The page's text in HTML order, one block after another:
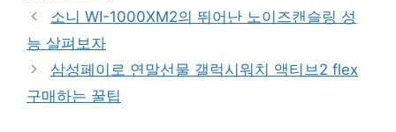
소니 WI-1000XM2의 뛰어난 노이즈캔슬링 성
능 살펴보자
삼성페이로 연말선물 갤럭시워치 액티브2 flex
구매하는 꿀팁